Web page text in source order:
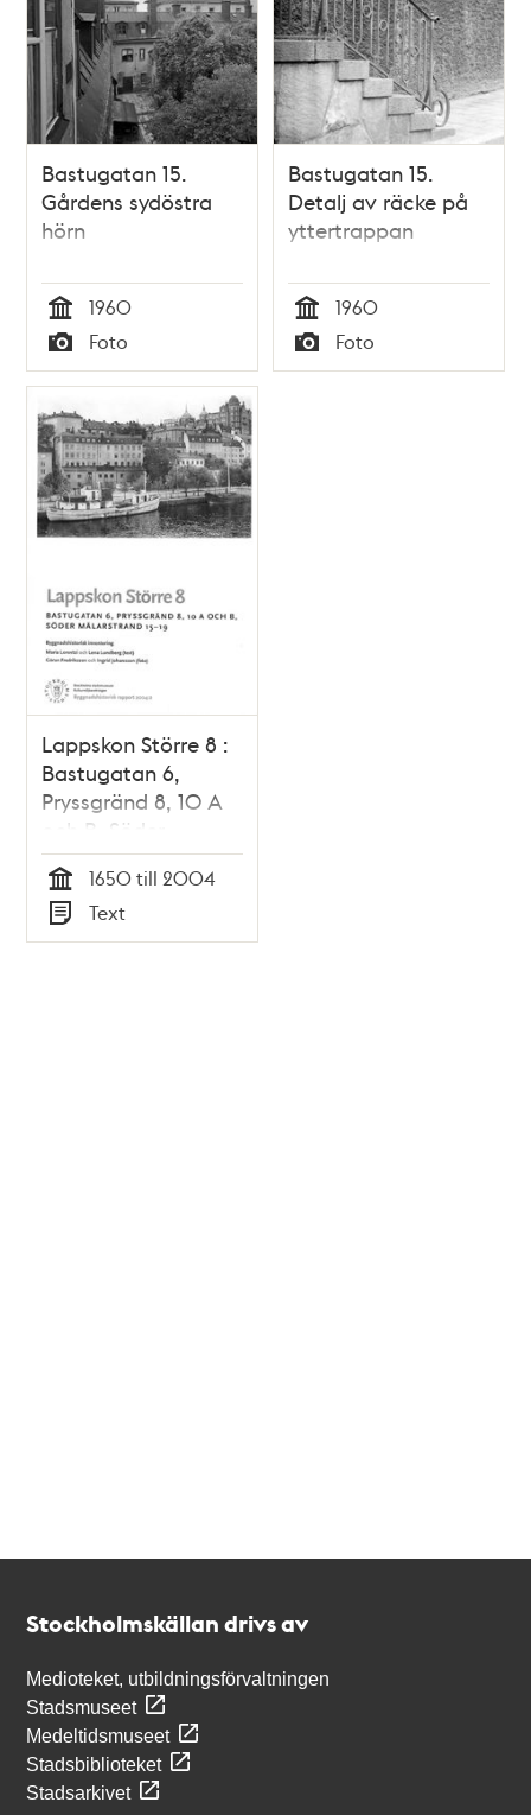
Bastugatan 15.
Gårdens sydöstra
hörn
Tid
1960
Typ
Foto
Bastugatan 15.
Detalj av räcke på
yttertrappan
Tid
1960
Typ
Foto
Lappskon Större 8 :
Bastugatan 6,
Pryssgränd 8, 10 A
och B, Söder
Mälarstrand 15-19 :
byggnadshistorisk
inventering / Maria
Lorentzi och Lena
Tid
1650 till 2004
Typ
Text
Stockholmskällan drivs av
Medioteket, utbildningsförvaltningen
Stadsmuseet
Medeltidsmuseet
Stadsbiblioteket
Stadsarkivet